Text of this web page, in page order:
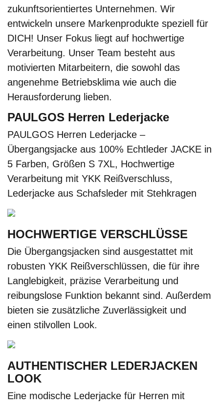
zukunftsorientiertes Unternehmen. Wir
entwickeln unsere Markenprodukte speziell für
DICH! Unser Fokus liegt auf hochwertige
Verarbeitung. Unser Team besteht aus
motivierten Mitarbeitern, die sowohl das
angenehme Betriebsklima wie auch die
Herausforderung lieben.
PAULGOS Herren Lederjacke
PAULGOS Herren Lederjacke –
Übergangsjacke aus 100% Echtleder JACKE in
5 Farben, Größen S 7XL, Hochwertige
Verarbeitung mit YKK Reißverschluss,
Lederjacke aus Schafsleder mit Stehkragen
HOCHWERTIGE VERSCHLÜSSE
Die Übergangsjacken sind ausgestattet mit
robusten YKK Reißverschlüssen, die für ihre
Langlebigkeit, präzise Verarbeitung und
reibungslose Funktion bekannt sind. Außerdem
bieten sie zusätzliche Zuverlässigkeit und
einen stilvollen Look.
AUTHENTISCHER LEDERJACKEN
LOOK
Eine modische Lederjacke für Herren mit